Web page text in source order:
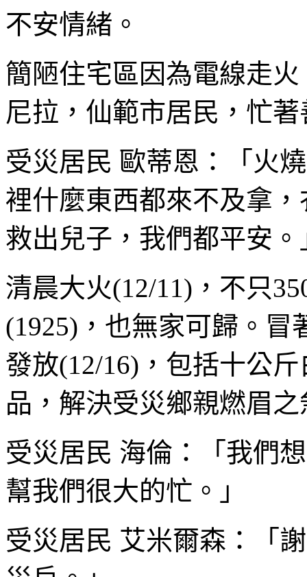
不安情緒。
簡陋住宅區因為電線走
尼拉，仙範市居民，忙
受災居民 歐蒂恩：「火
裡什麼東西都來不及拿
救出兒子，我們都平安。
清晨大火(12/11)，不只
(1925)，也無家可歸。
發放(12/16)，包括十公
品，解決受災鄉親燃眉之
受災居民 海倫：「我們
幫我們很大的忙。」
受災居民 艾米爾森：「